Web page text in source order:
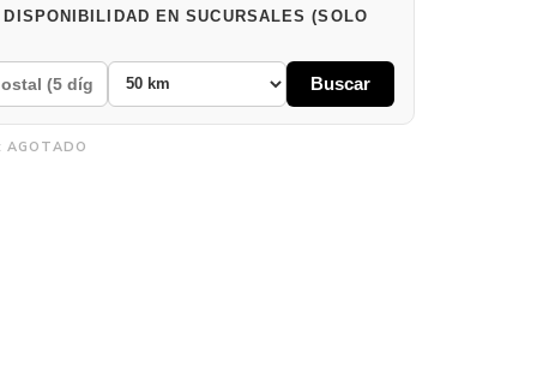
EN SUCURSALES (SOLO
Buscar
AGOTADO